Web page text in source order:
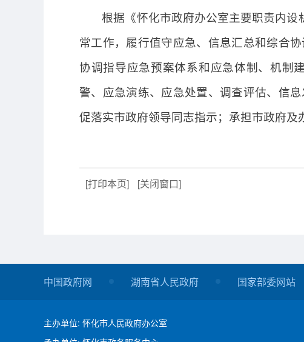
根据《怀化市政府办公室主要职责内设
常工作，履行值守应急、信息汇总和综合
协调指导应急预案体系和应急体制、机制
警、应急演练、应急处置、调查评估、信
促落实市政府领导同志指示；承担市政府及
[打印本页] [关闭窗口]
中国政府网 湖南省人民政府 国家部委网站
主办单位: 怀化市人民政府办公室